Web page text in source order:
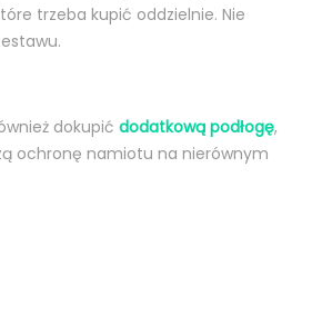
trzeba kupić oddzielnie. Nie
dokupić dodatkową podłogę,
ochronę namiotu na nierównym